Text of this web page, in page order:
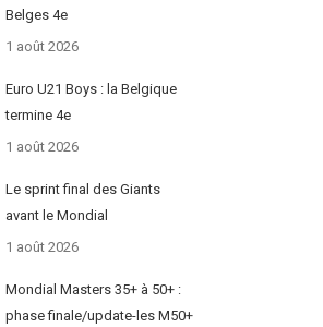
Belges 4e
1 août 2026
Euro U21 Boys : la Belgique
termine 4e
1 août 2026
Le sprint final des Giants
avant le Mondial
1 août 2026
Mondial Masters 35+ à 50+ :
phase finale/update-les M50+